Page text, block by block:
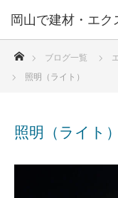
ブログ一覧
照明（ライト）
照明（ライト）